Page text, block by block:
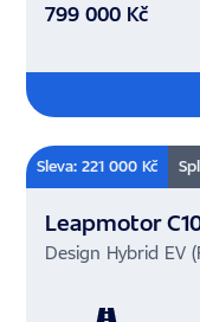
799 000 Kč
Sleva: 221 000 Kč
Leapmotor
Design Hybrid EV